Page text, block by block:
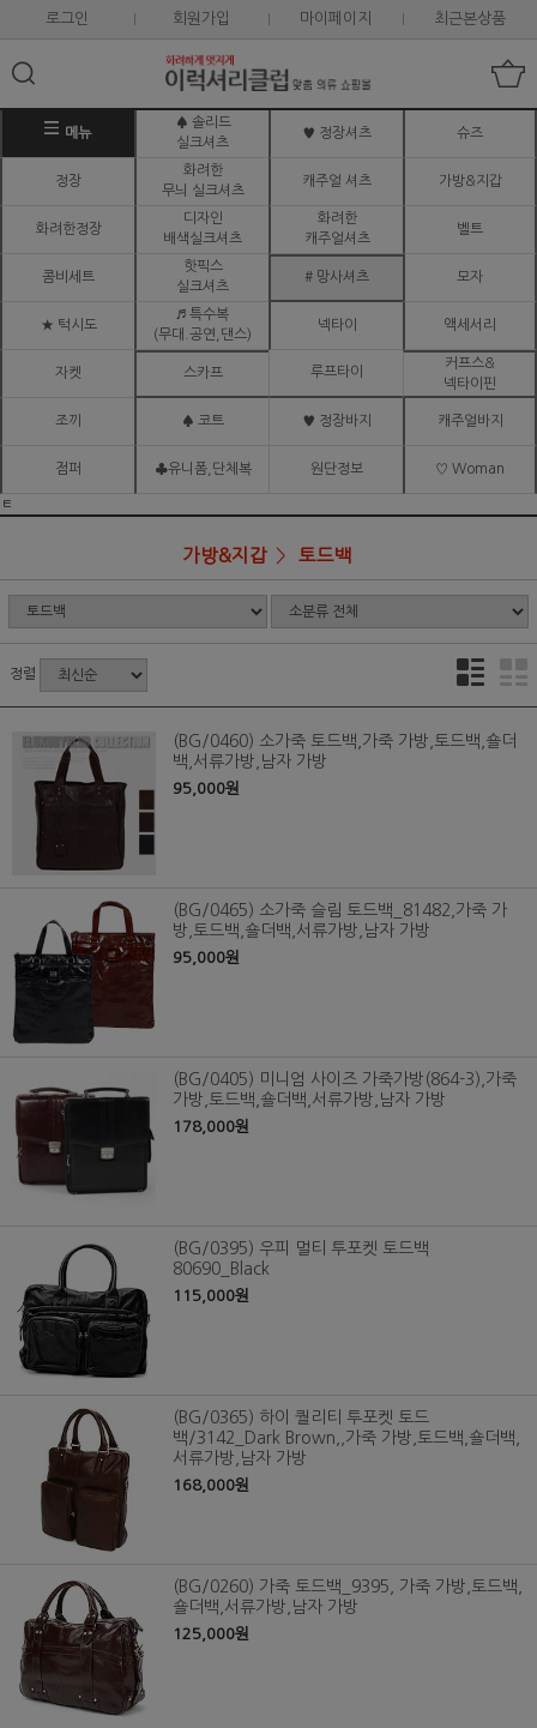
로그인 회원가입 마이페이지 최근본상품
메뉴
♠ 솔리드
실크셔츠
♥ 정장셔츠 슈즈
정장
화려한
무늬 실크셔츠
캐주얼 셔츠 가방&지갑
화려한정장
디자인
배색실크셔츠
화려한
캐주얼셔츠
벨트
콤비세트
핫픽스
실크셔츠
# 망사셔츠 모자
★ 턱시도
♬ 특수복
(무대.공연,댄스)
넥타이 액세서리
자켓 스카프 루프타이
커프스&
넥타이핀
조끼 ♠ 코트 ♥ 정장바지 캐주얼바지
점퍼 ♣유니폼,단체복 원단정보 ♡ Woman
ㅌ
가방&지갑 토드백
정렬
(BG/0460) 소가죽 토드백,가죽 가방,토드백,숄더
백,서류가방,남자 가방
95,000원
(BG/0465) 소가죽 슬림 토드백_81482,가죽 가
방,토드백,숄더백,서류가방,남자 가방
95,000원
(BG/0405) 미니엄 사이즈 가죽가방(864-3),가죽
가방,토드백,숄더백,서류가방,남자 가방
178,000원
(BG/0395) 우피 멀티 투포켓 토드백
80690_Black
115,000원
(BG/0365) 하이 퀄리티 투포켓 토드
백/3142_Dark Brown,,가죽 가방,토드백,숄더백,
서류가방,남자 가방
168,000원
(BG/0260) 가죽 토드백_9395, 가죽 가방,토드백,
숄더백,서류가방,남자 가방
125,000원